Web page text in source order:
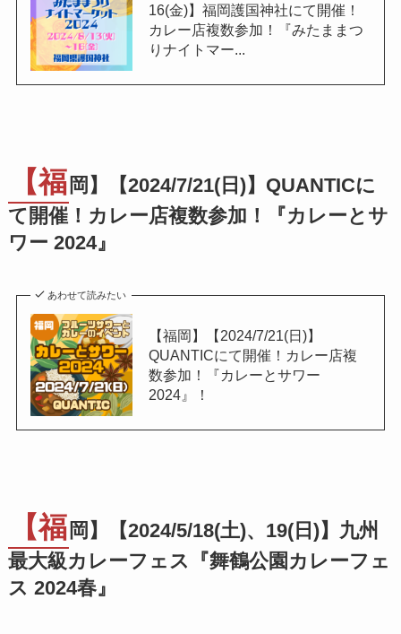
16(金)】福岡護国神社にて開催！
カレー店複数参加！『みたままつ
りナイトマー...
【福 岡】【2024/7/21(日)】QUANTICに
て開催！カレー店複数参加！『カレーとサ
ワー 2024』
あわせて読みたい
【福岡】【2024/7/21(日)】
QUANTICにて開催！カレー店複
数参加！『カレーとサワー
2024』！
【福 岡】【2024/5/18(土)、19(日)】九州
最大級カレーフェス『舞鶴公園カレーフェ
ス 2024春』